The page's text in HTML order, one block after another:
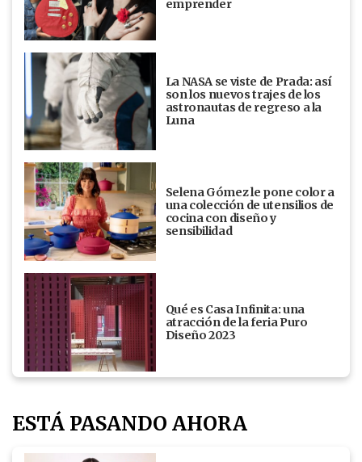
emprender
La NASA se viste de Prada: así
son los nuevos trajes de los
astronautas de regreso a la
Luna
Selena Gómez le pone color a
una colección de utensilios de
cocina con diseño y
sensibilidad
Qué es Casa Infinita: una
atracción de la feria Puro
Diseño 2023
ESTÁ PASANDO AHORA